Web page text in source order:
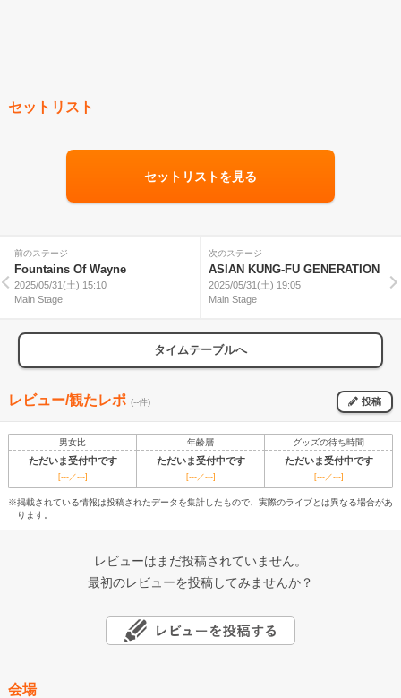
セットリスト
セットリストを見る
前のステージ
Fountains Of Wayne
2025/05/31(土) 15:10
Main Stage
次のステージ
ASIAN KUNG-FU GENERATION
2025/05/31(土) 19:05
Main Stage
タイムテーブルへ
レビュー/観たレポ (--件) 投稿
男女比 年齢層 グッズの待ち時間
ただいま受付中です ただいま受付中です ただいま受付中です
[---／---] [---／---] [---／---]
※掲載されている情報は投稿されたデータを集計したもので、実際のライブとは異なる場合があ
ります。
レビューはまだ投稿されていません。
最初のレビューを投稿してみませんか？
会場